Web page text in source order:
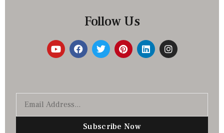
Follow Us
Subscribe Now